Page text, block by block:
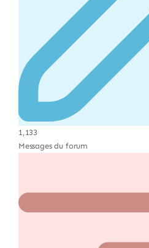
1,133
Messages du forum